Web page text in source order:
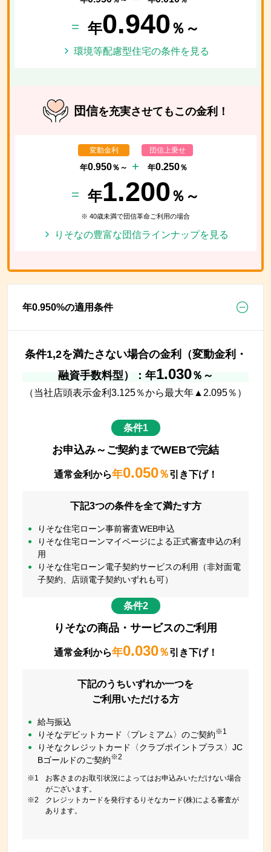
年0.940％～
環境等配慮型住宅の条件を見る
団信を充実させても この金利！
変動金利
年0.950％～
団信上乗せ
年0.250％
年1.200％～
※ 40歳未満で団信革命ご利用の場合
りそなの豊富な団信ラインナップを見る
年0.950%の適用条件
条件1,2を満たさない場合の金利（変動金利・
融資手数料型）：年1.030％～
（当社店頭表示金利 3.125％から最大年▲ 2.095％）
条件1
お申込み～ご契約までWEBで完結
通常金利から年0.050％引き下げ！
下記3つの条件を全て満たす方
りそな住宅ローン事前審査WEB申込
りそな住宅ローンマイページによる正式審査申込の利
用
りそな住宅ローン電子契約サービスの利用（非対面電
子契約、店頭電子契約いずれも可）
条件2
りそなの商品・サービスのご利用
通常金利から年0.030％引き下げ！
下記のうちいずれか一つを
ご利用いただける方
給与振込
りそなデビットカード〈プレミアム〉のご契約※1
りそなクレジットカード〈クラブポイントプラス〉JC
Bゴールドのご契約※2
※1
お客さまのお取引状況によってはお申込みいただけない場合
がございます。
※2
クレジットカードを発行するりそなカード(株)による審査が
あります。